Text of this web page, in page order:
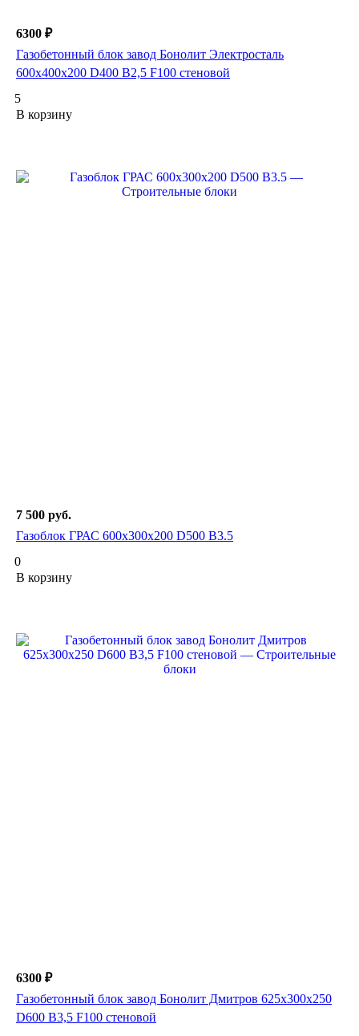
6300 ₽
Газобетонный блок завод Бонолит Электросталь
600х400х200 D400 B2,5 F100 стеновой
5
В корзину
7 500 руб.
Газоблок ГРАС 600х300х200 D500 В3.5
0
В корзину
6300 ₽
Газобетонный блок завод Бонолит Дмитров 625х300х250
D600 В3,5 F100 стеновой